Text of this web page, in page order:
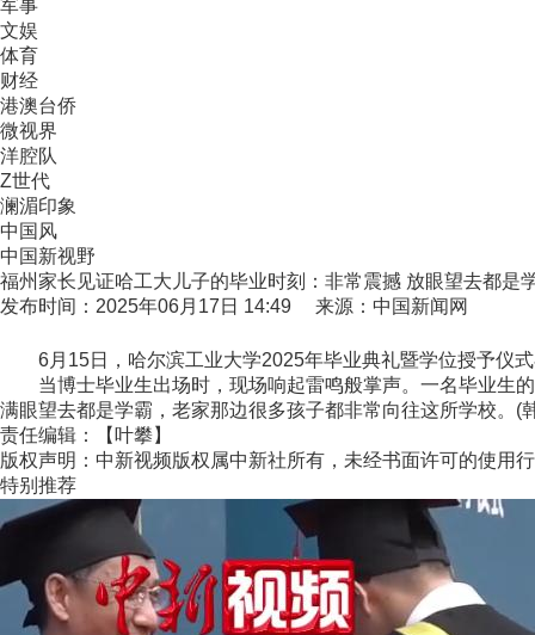
军事
文娱
体育
财经
港澳台侨
微视界
洋腔队
Z世代
澜湄印象
中国风
中国新视野
福州家长见证哈工大儿子的毕业时刻：非常震撼 放眼望去都是
发布时间：2025年06月17日 14:49 来源：中国新闻网
6月15日，哈尔滨工业大学2025年毕业典礼暨学位授予仪式
当博士毕业生出场时，现场响起雷鸣般掌声。一名毕业生的
满眼望去都是学霸，老家那边很多孩子都非常向往这所学校。(
责任编辑：【叶攀】
版权声明：中新视频版权属中新社所有，未经书面许可的使用
特别推荐